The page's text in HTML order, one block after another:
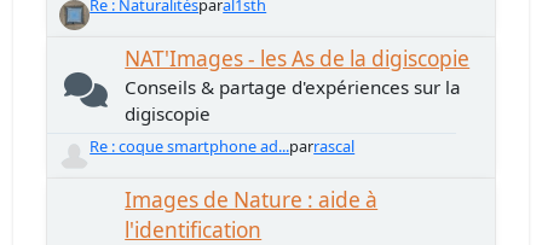
Re : Naturalitésparal1sth
NAT'Images - les As de la digiscopie
Conseils & partage d'expériences sur la
digiscopie
Re : coque smartphone ad...parrascal
Images de Nature : aide à
l'identification